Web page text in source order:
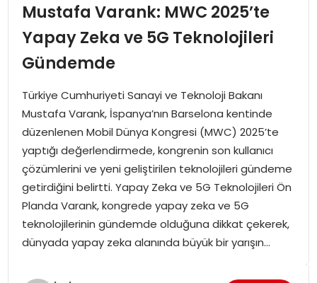
EĞITIM
SPOR
GÜNDEM
MAGAZIN
Mustafa Varank: MWC 2025’te
Yapay Zeka ve 5G Teknolojileri
Gündemde
Türkiye Cumhuriyeti Sanayi ve Teknoloji Bakanı
Mustafa Varank, İspanya’nın Barselona kentinde
düzenlenen Mobil Dünya Kongresi (MWC) 2025’te
yaptığı değerlendirmede, kongrenin son kullanıcı
çözümlerini ve yeni geliştirilen teknolojileri gündeme
getirdiğini belirtti. Yapay Zeka ve 5G Teknolojileri Ön
Planda Varank, kongrede yapay zeka ve 5G
teknolojilerinin gündemde olduğuna dikkat çekerek,
dünyada yapay zeka alanında büyük bir yarışın…